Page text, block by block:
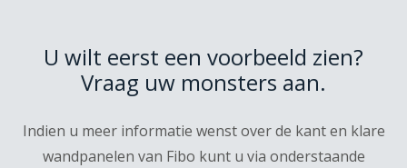
U wilt eerst een voorbeeld zien?
Vraag uw monsters aan.
Indien u meer informatie wenst over de kant en klare
wandpanelen van Fibo kunt u via onderstaande